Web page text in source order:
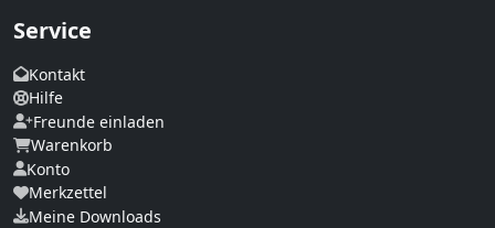
Service
Kontakt
Hilfe
Freunde einladen
Warenkorb
Konto
Merkzettel
Meine Downloads